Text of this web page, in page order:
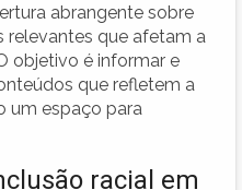
abrangente sobre
relevantes que afetam a
objetivo é informar e
que refletem a
um espaço para
racial em